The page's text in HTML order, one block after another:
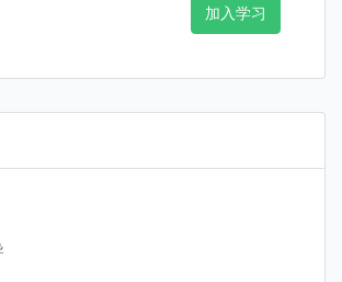
加入学习